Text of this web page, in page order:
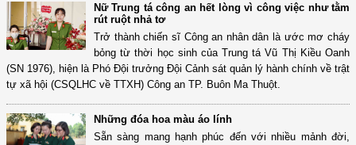
Nữ Trung tá công an hết lòng vì công việc như tằm
rút ruột nhả tơ
Trở thành chiến sĩ Công an nhân dân là ước mơ cháy
bỏng từ thời học sinh của Trung tá Vũ Thị Kiều Oanh
(SN 1976), hiện là Phó Đội trưởng Đội Cảnh sát quản lý hành chính về trật
tự xã hội (CSQLHC về TTXH) Công an TP. Buôn Ma Thuột.
Những đóa hoa màu áo lính
Sẵn sàng mang hạnh phúc đến với nhiều mảnh đời,